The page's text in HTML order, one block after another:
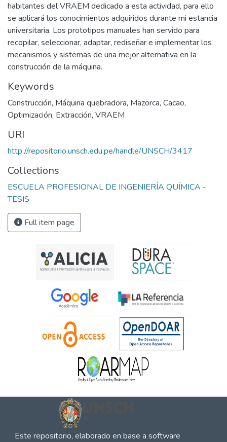
habitantes del VRAEM dedicado a esta actividad, para ello
se aplicará los conocimientos adquiridos durante mi estancia
universitaria. Los prototipos manuales han servido para
recopilar, seleccionar, adaptar, rediseñar e implementar los
mecanismos y sistemas de una mejor alternativa en la
construcción de la máquina.
Keywords
Construcción, Máquina quebradora, Mazorca, Cacao,
Optimización, Extracción, VRAEM
URI
http://repositorio.unsch.edu.pe/handle/UNSCH/3417
Collections
ESCUELA PROFESIONAL DE INGENIERÍA QUÍMICA -
TESIS
Full item page
Este repositorio, elaborado en base a software